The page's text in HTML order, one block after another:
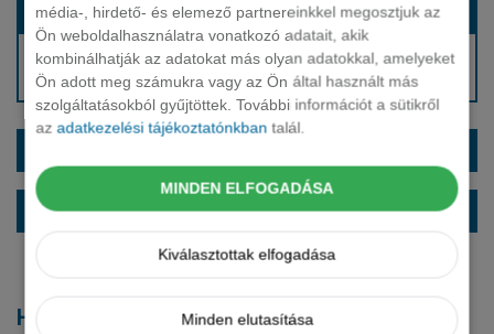
média-, hirdető- és elemező partnereinkkel megosztjuk az
Ön weboldalhasználatra vonatkozó adatait, akik
kombinálhatják az adatokat más olyan adatokkal, amelyeket
Ön adott meg számukra vagy az Ön által használt más
szolgáltatásokból gyűjtöttek. További információt a sütikről
azadatkezelési tájékoztatónkban talál.
MINDEN ELFOGADÁSA
Kiválasztottak elfogadása
Minden elutasítása
Induló bérleti díj: Hívjon bennünket!
Hívjon: +36 1 888 0088
Kérjen visszahívást!
ALAPFELSZERELTSÉG
Hasonló modellek